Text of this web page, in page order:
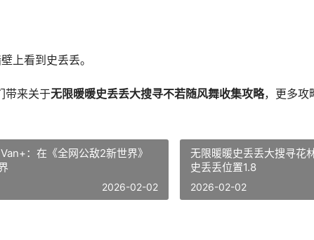
上看到史丢丢。
带来关于无限暖暖史丢丢大搜寻不若随风舞收集攻略，更多攻
：在《全网公敌2新世界》
2026-02-02
无限暖暖史丢丢大搜寻花
史丢丢位置1.8
2026-02-02